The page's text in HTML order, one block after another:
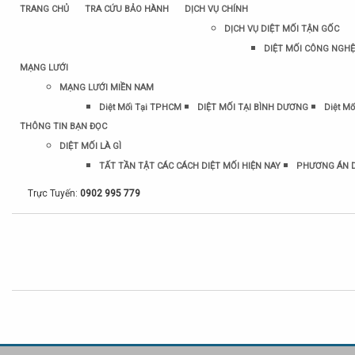
TRANG CHỦ TRA CỨU BẢO HÀNH
DỊCH VỤ CHÍNH
DỊCH VỤ DIỆT MỐI TẬN GỐC
DIỆT MỐI CÔNG
MẠNG LƯỚI
MẠNG LƯỚI MIỀN NAM
Diệt Mối Tại TPHCM
DIỆT MỐI TẠI BÌNH DƯƠNG
Diệt
THÔNG TIN BẠN ĐỌC
DIỆT MỐI LÀ GÌ
TẤT TẦN TẬT CÁC CÁCH DIỆT MỐI HIỆN NAY
PHƯƠNG ÁN
Trực Tuyến: 0902 995 779